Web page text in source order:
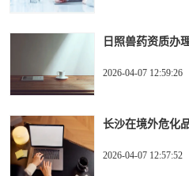
日照兽药资质办
2026-04-07 12:59:26
长沙在境外危化
2026-04-07 12:57:52